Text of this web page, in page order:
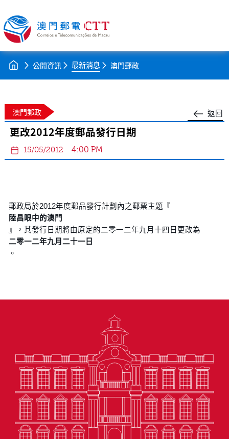
公開資訊 最新消息 澳門郵政
返回
澳門郵政
更改2012年度郵品發行日期
15/05/2012 4:00 PM
郵政局於2012年度郵品發行計劃內之郵票主題『
陸昌眼中的澳門
』，其發行日期將由原定的二零一二年九月十四日更改為
二零一二年九月二十一日
。